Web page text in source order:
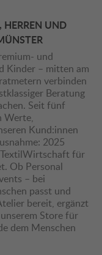
UND
und
Kinder – mitten am
verbinden
Beratung
Seit fünf
Werte,
Kund:innen
2025
für
Ob Personal
– bei
passt und
bereit, ergänzt
Store für
dem Menschen